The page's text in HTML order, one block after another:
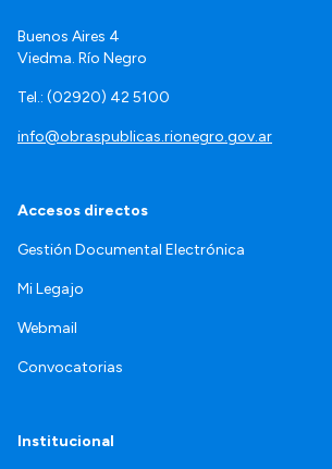
Buenos Aires 4
Viedma. Río Negro
Tel.: (02920) 42 5100
info@obraspublicas.rionegro.gov.ar
Accesos directos
Gestión Documental Electrónica
Mi Legajo
Webmail
Convocatorias
Institucional